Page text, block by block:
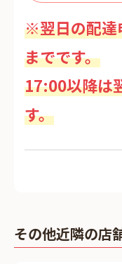
※翌日の配達
までです。
17:00以降は
す。
その他近隣の店